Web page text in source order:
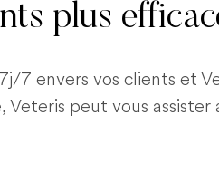
plus
7 envers vos clients et
peut vous assister